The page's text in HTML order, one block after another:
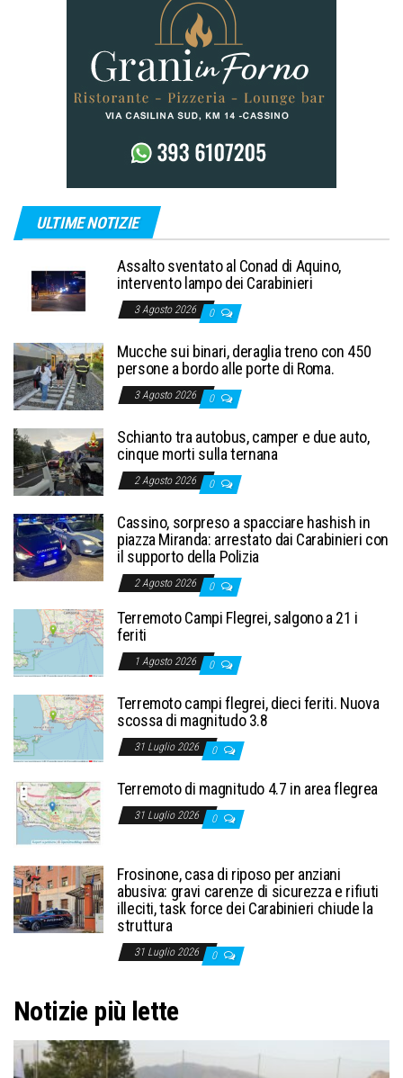
ULTIME NOTIZIE
Assalto sventato al Conad di Aquino,
intervento lampo dei Carabinieri
3 Agosto 2026 0
Mucche sui binari, deraglia treno con 450
persone a bordo alle porte di Roma.
3 Agosto 2026 0
Schianto tra autobus, camper e due auto,
cinque morti sulla ternana
2 Agosto 2026 0
Cassino, sorpreso a spacciare hashish in
piazza Miranda: arrestato dai Carabinieri con
il supporto della Polizia
2 Agosto 2026 0
Terremoto Campi Flegrei, salgono a 21 i
feriti
1 Agosto 2026 0
Terremoto campi flegrei, dieci feriti. Nuova
scossa di magnitudo 3.8
31 Luglio 2026 0
Terremoto di magnitudo 4.7 in area flegrea
31 Luglio 2026 0
Frosinone, casa di riposo per anziani
abusiva: gravi carenze di sicurezza e rifiuti
illeciti, task force dei Carabinieri chiude la
struttura
31 Luglio 2026 0
Notizie più lette